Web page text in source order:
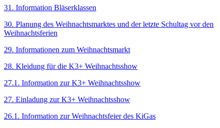
31. Information Bläserklassen
30. Planung des Weihnachtsmarktes und der letzte Schultag vor den
Weihnachtsferien
29. Informationen zum Weihnachtsmarkt
28. Kleidung für die K3+ Weihnachtsshow
27.1. Information zur K3+ Weihnachtsshow
27. Einladung zur K3+ Weihnachtsshow
26.1. Information zur Weihnachtsfeier des KiGas